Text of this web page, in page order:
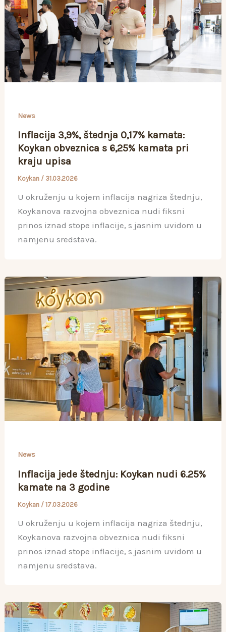
News
Inflacija 3,9%, štednja 0,17% kamata:
Koykan obveznica s 6,25% kamata pri
kraju upisa
Koykan / 31.03.2026
U okruženju u kojem inflacija nagriza štednju,
Koykanova razvojna obveznica nudi fiksni
prinos iznad stope inflacije, s jasnim uvidom u
namjenu sredstava.
News
Inflacija jede štednju: Koykan nudi 6.25%
kamate na 3 godine
Koykan / 17.03.2026
U okruženju u kojem inflacija nagriza štednju,
Koykanova razvojna obveznica nudi fiksni
prinos iznad stope inflacije, s jasnim uvidom u
namjenu sredstava.